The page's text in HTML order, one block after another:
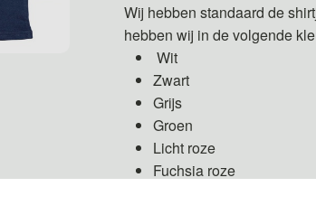
Wij hebben standaard de
hebben wij in de volgende
Wit
Zwart
Grijs
Groen
Licht roze
Fuchsia roze